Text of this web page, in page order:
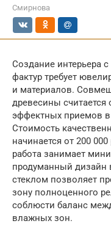
Смирнова
Создание интерьера
фактур требует
и материалов.
древесины
эффектных приемов
Стоимость
начинается от 200
работа занимает
продуманный дизайн
стеклом позволяет
зону полноценного
соблюсти баланс
влажных зон.